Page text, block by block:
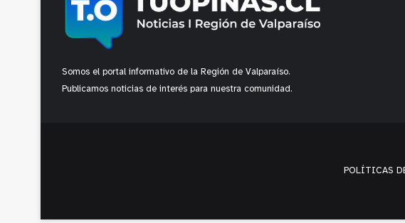
Somos el portal informativo de la Región de Valparaíso.
Publicamos noticias de interés para nuestra comunidad.
POLÍTICAS